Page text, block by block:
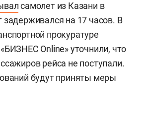
самолет из Казани в
на 17 часов. В
прокуратуре
Online» уточнили, что
рейса не поступали.
будут приняты меры